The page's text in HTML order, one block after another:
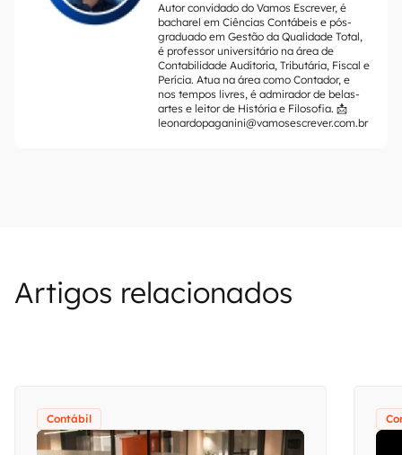
Autor convidado do Vamos Escrever, é
bacharel em Ciências Contábeis e pós-
graduado em Gestão da Qualidade Total,
é professor universitário na área de
Contabilidade Auditoria, Tributária, Fiscal e
Perícia. Atua na área como Contador, e
nos tempos livres, é admirador de belas-
artes e leitor de História e Filosofia. 📩
leonardopaganini@vamosescrever.com.br
Artigos relacionados
Contábil